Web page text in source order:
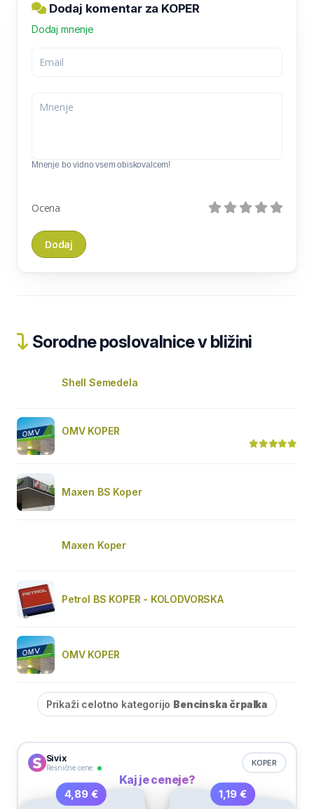
Dodaj komentar za KOPER
Dodaj mnenje
Mnenje bo vidno vsem obiskovalcem!
Ocena
Sorodne poslovalnice v bližini
Shell Semedela
OMV KOPER
Maxen BS Koper
Maxen Koper
Petrol BS KOPER - KOLODVORSKA
OMV KOPER
Prikaži celotno kategorijo Bencinska črpalka
Sivix
Resnične cene
KOPER
Kaj je ceneje?
4,89 € 1,19 €